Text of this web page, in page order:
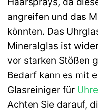
angreifen und das
könnten. Das
Mineralglas ist
vor starken Stößen
Bedarf kann es mit
Glasreiniger für
Achten Sie darauf,